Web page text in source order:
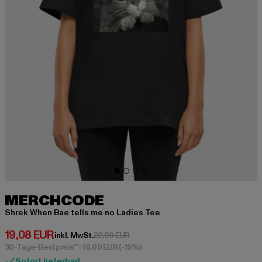
MERCHCODE
Shrek When Bae tells me no Ladies Tee
19,08 EUR
Derzeitiger Preis: 19,08 EUR
inkl. MwSt.22,99 EURAktionspreis: 22,99 EUR
30-Tage-Bestpreis**: 16,09 EUR(-19%)